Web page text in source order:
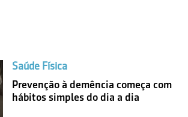
Saúde Física
Prevenção à demência começa com
hábitos simples do dia a dia